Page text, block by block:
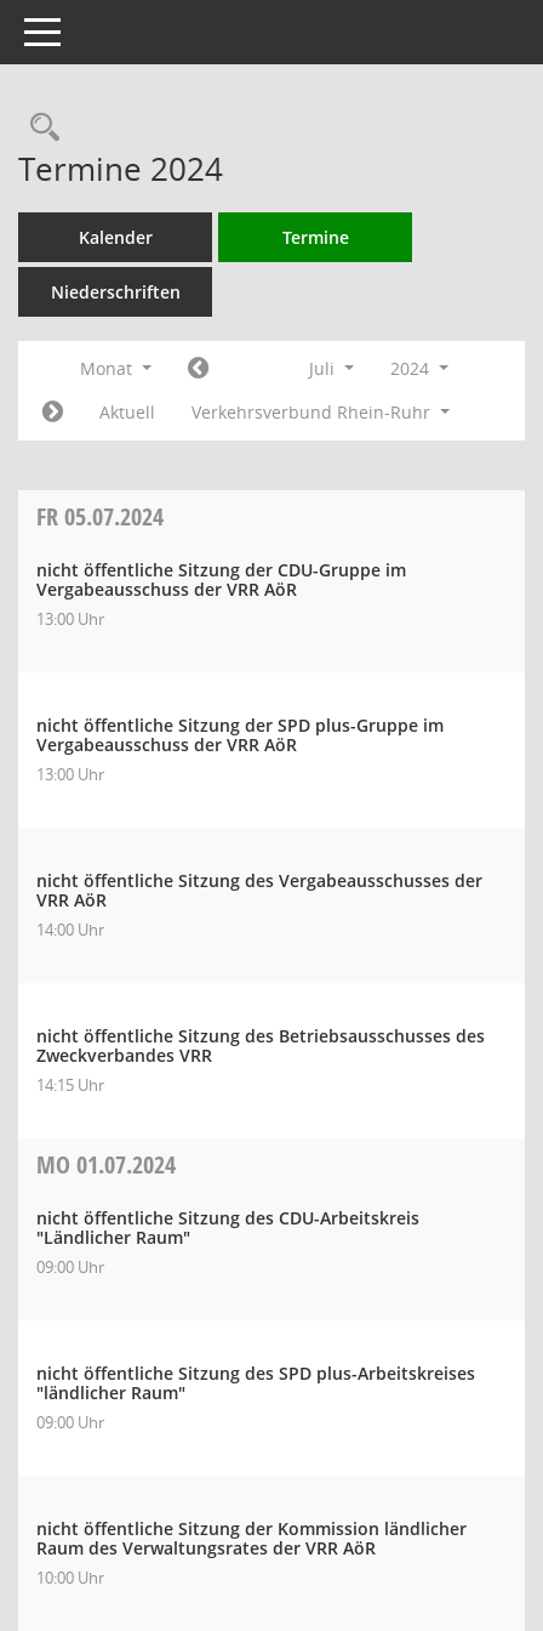
Toggle navigation
Rechercheauswahl
Termine 2024
Kalender Termine
Niederschriften
Monat Juli
2024
Aktuell
Verkehrsverbund Rhein-Ruhr
FR05.07.2024
nicht öffentliche Sitzung der CDU-Gruppe im
Vergabeausschuss der VRR AöR
13:00 Uhr
nicht öffentliche Sitzung der SPD plus-Gruppe im
Vergabeausschuss der VRR AöR
13:00 Uhr
nicht öffentliche Sitzung des Vergabeausschusses der
VRR AöR
14:00 Uhr
nicht öffentliche Sitzung des Betriebsausschusses des
Zweckverbandes VRR
14:15 Uhr
MO 01.07.2024
nicht öffentliche Sitzung des CDU-Arbeitskreis
"Ländlicher Raum"
09:00 Uhr
nicht öffentliche Sitzung des SPD plus-Arbeitskreises
"ländlicher Raum"
09:00 Uhr
nicht öffentliche Sitzung der Kommission ländlicher
Raum des Verwaltungsrates der VRR AöR
10:00 Uhr